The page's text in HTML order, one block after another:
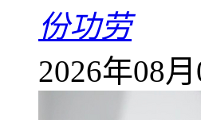
份功劳
2026年08